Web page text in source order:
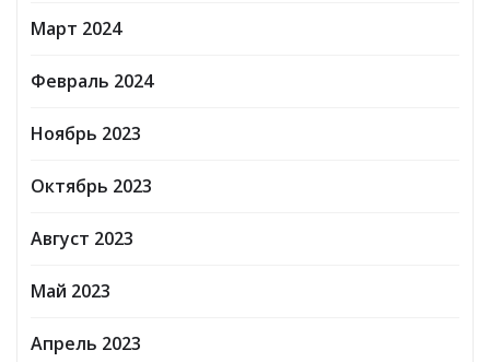
Март 2024
Февраль 2024
Ноябрь 2023
Октябрь 2023
Август 2023
Май 2023
Апрель 2023